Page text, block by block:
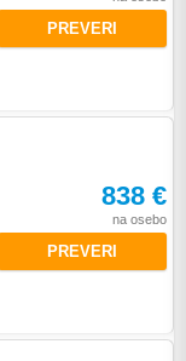
PREVERI
838 €
na osebo
PREVERI